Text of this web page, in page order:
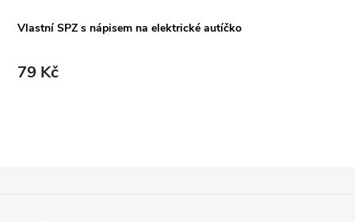
Vlastní SPZ s nápisem na elektrické autíčko
79 Kč